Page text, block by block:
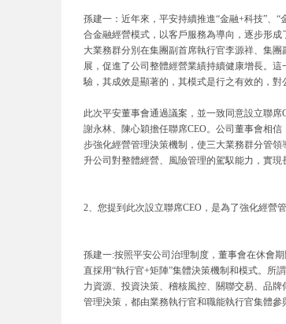
孫建一：近年來，平安持續推進“金融+科技”、
合金融經營模式，以客戶服務為導向，逐步形
大業務群分別在集團副首席執行官李源祥、集
展，促進了公司整體經營業績持續健康增長。
驗，其成效是顯著的，其模式是行之有效的，
此次平安董事會通過議案，並一致同意設立聯
謝永林、陳心穎擔任聯席CEO。公司董事會相
步強化經營管理決策機制，使三大業務群分管
升公司對整體經營、風險管理的駕馭能力，實現
2、您提到此次設立聯席CEO，是為了強化經營
孫建一:按照平安公司治理制度，董事會在休會
直採用“執行官+矩陣”集體決策機制和模式。所
力資源、投資決策、稽核風控、關聯交易、品
管理決策，都由業務執行官和職能執行官集體參